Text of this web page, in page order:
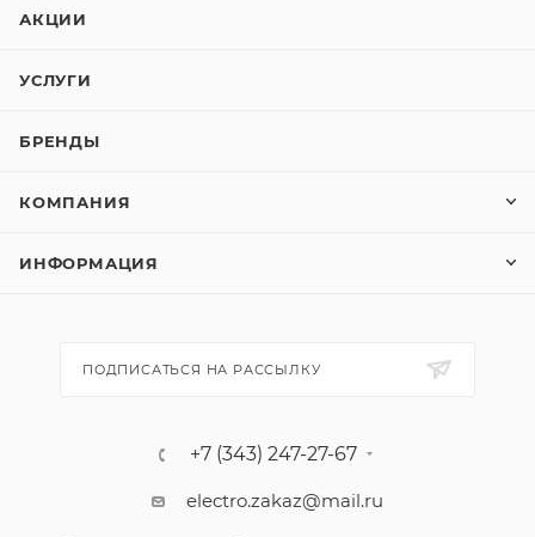
АКЦИИ
УСЛУГИ
БРЕНДЫ
КОМПАНИЯ
ИНФОРМАЦИЯ
ПОДПИСАТЬСЯ НА РАССЫЛКУ
+7 (343) 247-27-67
electro.zakaz@mail.ru